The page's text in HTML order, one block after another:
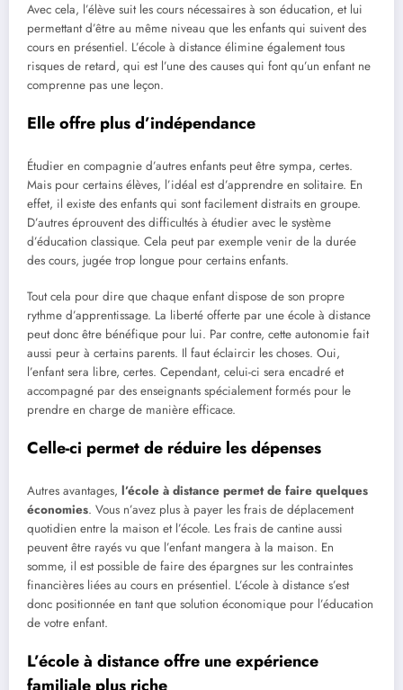
Avec cela, l’élève suit les cours nécessaires à son éducation, et lui
permettant d’être au même niveau que les enfants qui suivent des
cours en présentiel. L’école à distance élimine également tous
risques de retard, qui est l’une des causes qui font qu’un enfant ne
comprenne pas une leçon.
Elle offre plus d’indépendance
Étudier en compagnie d’autres enfants peut être sympa, certes.
Mais pour certains élèves, l’idéal est d’apprendre en solitaire. En
effet, il existe des enfants qui sont facilement distraits en groupe.
D’autres éprouvent des difficultés à étudier avec le système
d’éducation classique. Cela peut par exemple venir de la durée
des cours, jugée trop longue pour certains enfants.
Tout cela pour dire que chaque enfant dispose de son propre
rythme d’apprentissage. La liberté offerte par une école à distance
peut donc être bénéfique pour lui. Par contre, cette autonomie fait
aussi peur à certains parents. Il faut éclaircir les choses. Oui,
l’enfant sera libre, certes. Cependant, celui-ci sera encadré et
accompagné par des enseignants spécialement formés pour le
prendre en charge de manière efficace.
Celle-ci permet de réduire les dépenses
Autres avantages, l’école à distance permet de faire quelques
économies. Vous n’avez plus à payer les frais de déplacement
quotidien entre la maison et l’école. Les frais de cantine aussi
peuvent être rayés vu que l’enfant mangera à la maison. En
somme, il est possible de faire des épargnes sur les contraintes
financières liées au cours en présentiel. L’école à distance s’est
donc positionnée en tant que solution économique pour l’éducation
de votre enfant.
L’école à distance offre une expérience